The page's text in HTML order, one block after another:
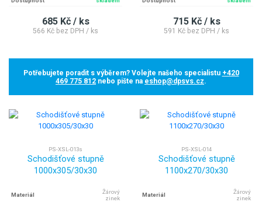
685 Kč / ks
566 Kč bez DPH / ks
715 Kč / ks
591 Kč bez DPH / ks
Potřebujete poradit s výběrem? Volejte našeho specialistu +420
469 775 812 nebo pište na eshop@dpsvs.cz.
PS-XSL-013s
Schodišťové stupně
1000x305/30x30
Materiál
Žárový
zinek
PS-XSL-014
Schodišťové stupně
1100x270/30x30
Materiál
Žárový
zinek